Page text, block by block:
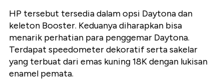
HP tersebut tersedia dalam opsi Daytona dan
keleton Booster. Keduanya diharapkan bisa
menarik perhatian para penggemar Daytona.
Terdapat speedometer dekoratif serta sakelar
yang terbuat dari emas kuning 18K dengan lukisan
enamel pemata.